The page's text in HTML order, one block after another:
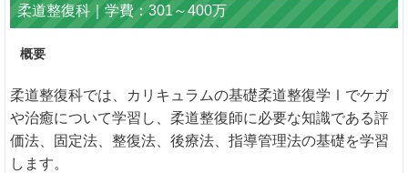
柔道整復科｜学費：301～400万
概要
柔道整復科では、カリキュラムの基礎柔道整復学Ⅰでケガ
や治癒について学習し、柔道整復師に必要な知識である評
価法、固定法、整復法、後療法、指導管理法の基礎を学習
します。